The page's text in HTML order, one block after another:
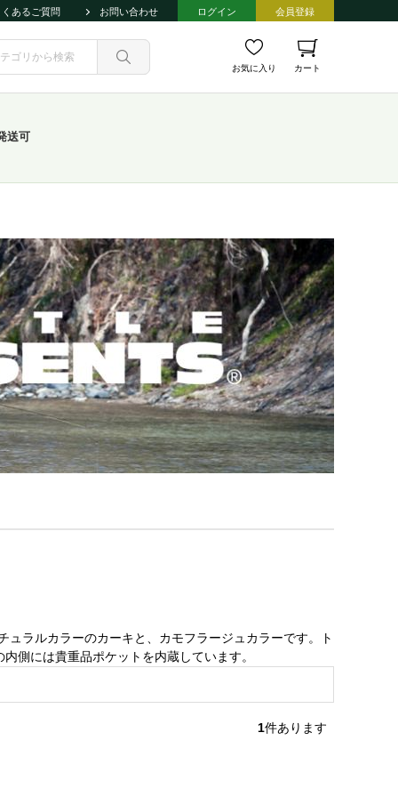
くあるご質問 お問い合わせ ログイン 会員登録
お気に入り カート
送可
ラルカラーのカーキと、カモフラージュカラーです。ト
側には貴重品ポケットを内蔵しています。
1件あります